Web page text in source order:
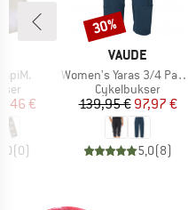
pris
€
(0)
MÆRKE
VAUDE
Artikel
Women's Yaras 3/4 Pants
Produktgruppe
Cykelbukser
Pris
139,95 €Nedsat pris
97,97 €
5,0(8)
Rabat
30%